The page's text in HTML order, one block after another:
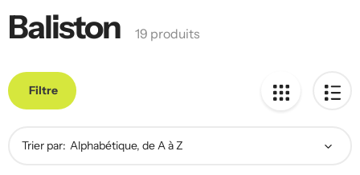
Le
recueil:
Baliston 19 produits
Filtre
Trier par: